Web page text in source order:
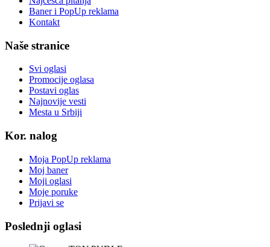
Baner i PopUp reklama
Kontakt
Naše stranice
Svi oglasi
Promocije oglasa
Postavi oglas
Najnovije vesti
Mesta u Srbiji
Kor. nalog
Moja PopUp reklama
Moj baner
Moji oglasi
Moje poruke
Prijavi se
Poslednji oglasi